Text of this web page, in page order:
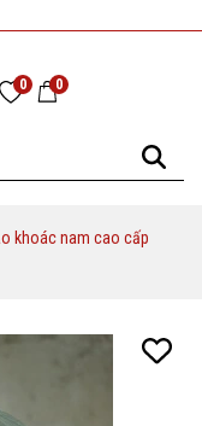
0 0
khoác nam cao cấp